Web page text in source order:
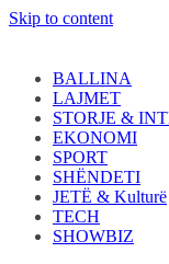
Skip to content
BALLINA
LAJMET
STORJE &
EKONOMI
SPORT
SHËNDETI
JETË & Kulturë
TECH
SHOWBIZ